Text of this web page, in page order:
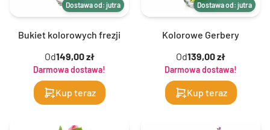
Dostawa od: jutra
Bukiet kolorowych frezji
Od149,00 zł
Darmowa dostawa!
Kup teraz
Dostawa od: jutra
Kolorowe Gerbery
Od139,00 zł
Darmowa dostawa!
Kup teraz